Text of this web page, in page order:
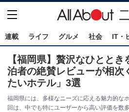
連載 ライフ グルメ 社会 IT・
【福岡県】贅沢なひとと
泊者の絶賛レビューが相次
たいホテル」3選
福岡県には、多様なニーズに応える魅力的な
回は、中でも特にユーザーから高い評価を数